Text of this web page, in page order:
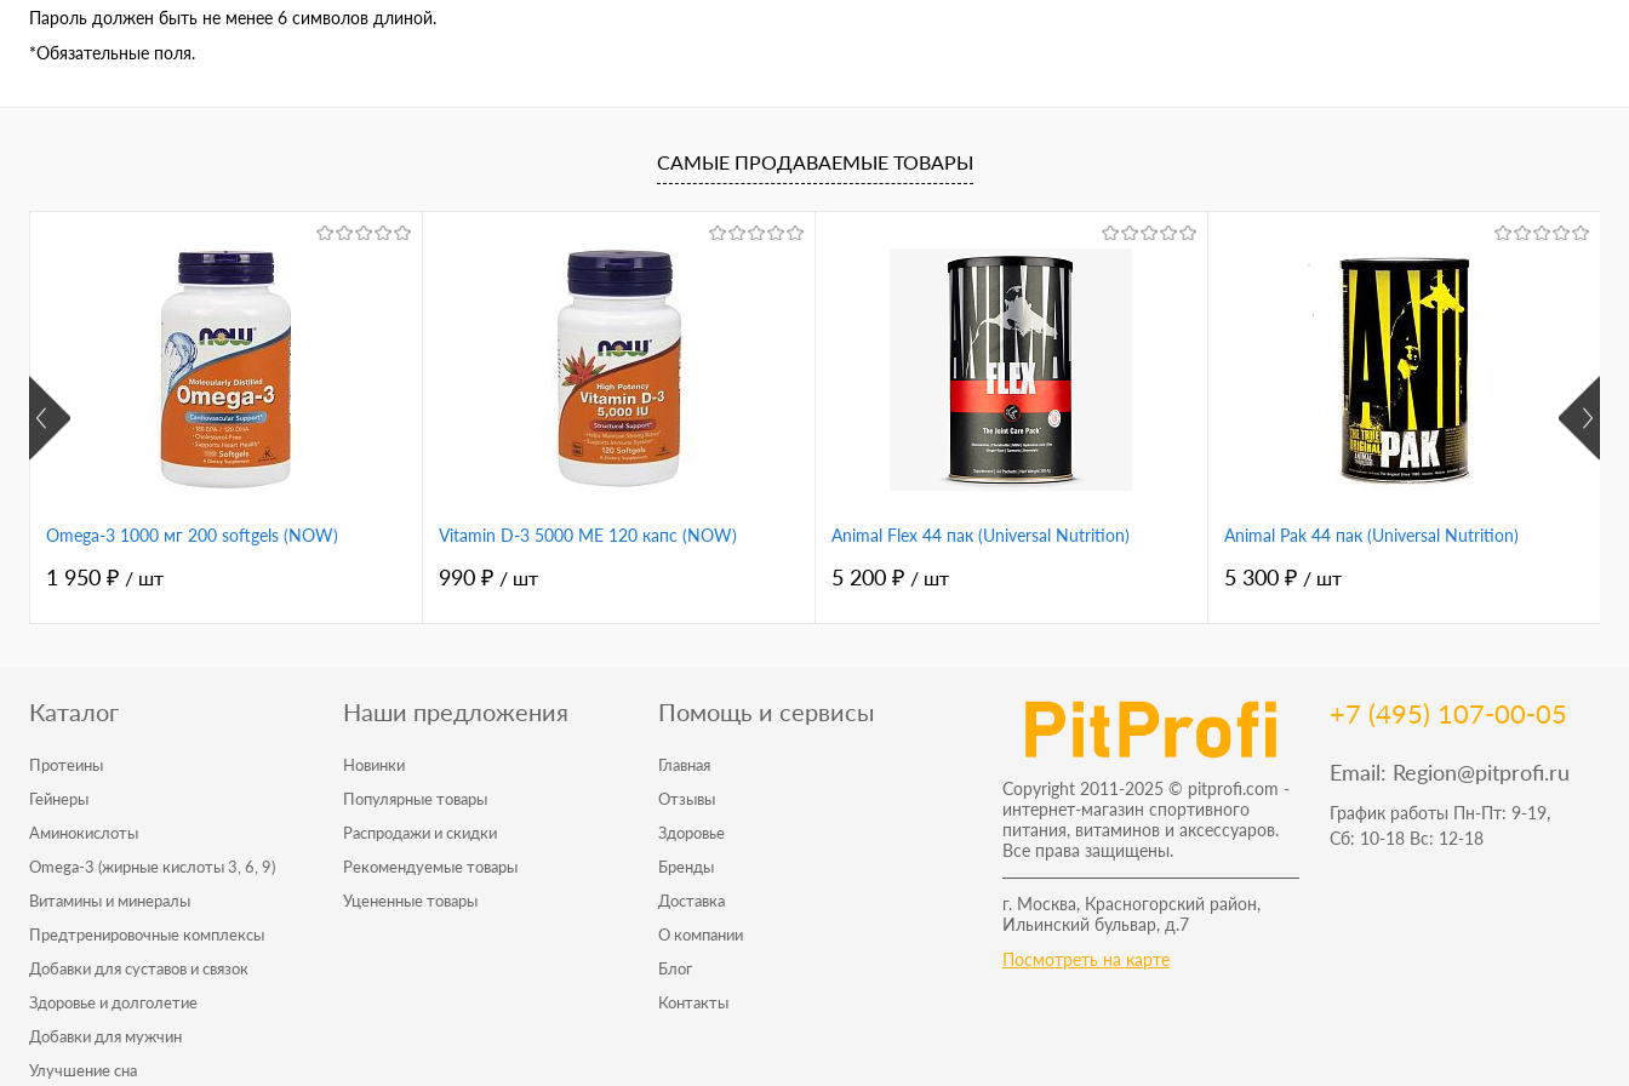
Пароль должен быть не менее 6 символов длиной.
*Обязательные поля.
САМЫЕ ПРОДАВАЕМЫЕ ТОВАРЫ
Omega-3 1000 мг 200 softgels (NOW)
1 950 ₽ / шт
Vitamin D-3 5000 ME 120 капс (NOW)
990 ₽ / шт
Animal Flex 44 пак (Universal Nutrition)
5 200 ₽ / шт
Animal Pak 44 пак (Universal Nutrition)
5 300 ₽ / шт
Каталог
Протеины
Гейнеры
Аминокислоты
Omega-3 (жирные кислоты 3, 6, 9)
Витамины и минералы
Предтренировочные комплексы
Добавки для суставов и связок
Здоровье и долголетие
Добавки для мужчин
Улучшение сна
Наши предложения
Новинки
Популярные товары
Распродажи и скидки
Рекомендуемые товары
Уцененные товары
Помощь и сервисы
Главная
Отзывы
Здоровье
Бренды
Доставка
О компании
Блог
Контакты
Copyright 2011-2025 © pitprofi.com -
интернет-магазин спортивного
питания, витаминов и аксессуаров.
Все права защищены.
г. Москва, Красногорский район,
Ильинский бульвар, д.7
Посмотреть на карте
+7 (495) 107-00-05
Email: Region@pitprofi.ru
График работы Пн-Пт: 9-19,
Сб: 10-18 Вс: 12-18